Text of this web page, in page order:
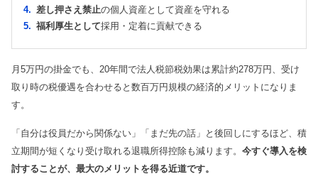
差し押さえ禁止の個人資産として資産を守れる
福利厚生として採用・定着に貢献できる
月5万円の掛金でも、20年間で法人税節税効果は累計約278万円、受け
取り時の税優遇を合わせると数百万円規模の経済的メリットになりま
す。
「自分は役員だから関係ない」「まだ先の話」と後回しにするほど、積
立期間が短くなり受け取れる退職所得控除も減ります。 今すぐ導入を検
討することが、最大のメリットを得る近道です。